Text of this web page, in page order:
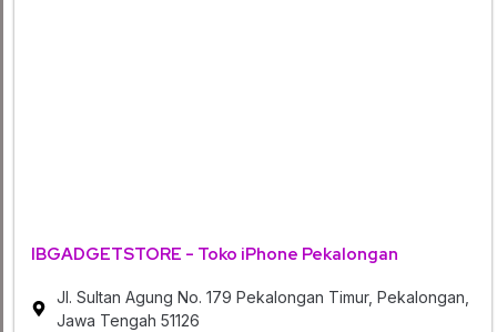
IBGADGETSTORE - Toko iPhone Pekalongan
Jl. Sultan Agung No. 179 Pekalongan Timur, Pekalongan,
Jawa Tengah 51126